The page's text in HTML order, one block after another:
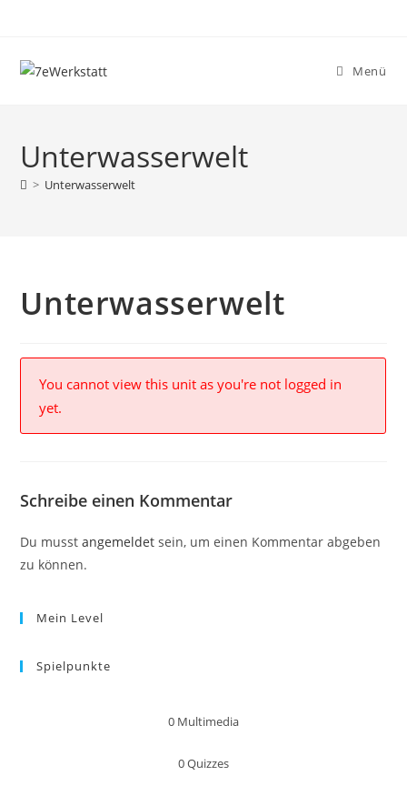
springen
Menü
Unterwasserwelt
> Unterwasserwelt
Unterwasserwelt
You cannot view this unit as you're not logged in
yet.
Schreibe einen Kommentar
Du musstangemeldet sein, um einen Kommentar abgeben
zu können.
Mein Level
Spielpunkte
0 Multimedia
0Quizzes